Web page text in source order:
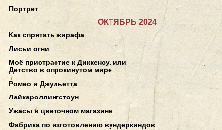
Портрет
ОКТЯБРЬ 2024
Как спрятать жирафа
Лисьи огни
Моё пристрастие к Диккенсу, или
Детство в опрокинутом мире
Ромео и Джульетта
Лайкароллингстоун
Ужасы в цветочном магазине
Фабрика по изготовлению вундеркиндов